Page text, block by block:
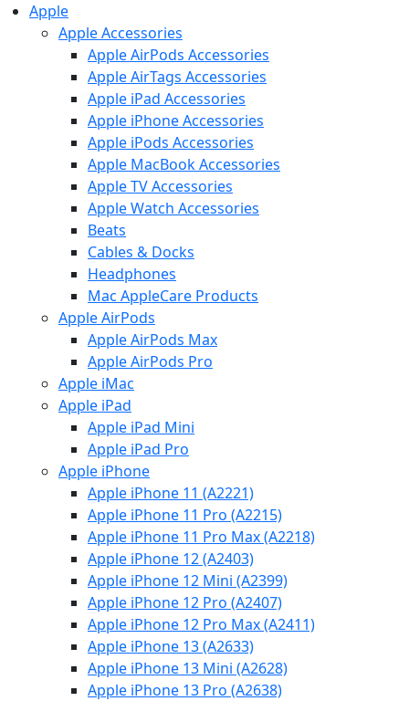
Apple
Apple Accessories
Apple AirPods Accessories
Apple AirTags Accessories
Apple iPad Accessories
Apple iPhone Accessories
Apple iPods Accessories
Apple MacBook Accessories
Apple TV Accessories
Apple Watch Accessories
Beats
Cables & Docks
Headphones
Mac AppleCare Products
Apple AirPods
Apple AirPods Max
Apple AirPods Pro
Apple iMac
Apple iPad
Apple iPad Mini
Apple iPad Pro
Apple iPhone
Apple iPhone 11 (A2221)
Apple iPhone 11 Pro (A2215)
Apple iPhone 11 Pro Max (A2218)
Apple iPhone 12 (A2403)
Apple iPhone 12 Mini (A2399)
Apple iPhone 12 Pro (A2407)
Apple iPhone 12 Pro Max (A2411)
Apple iPhone 13 (A2633)
Apple iPhone 13 Mini (A2628)
Apple iPhone 13 Pro (A2638)